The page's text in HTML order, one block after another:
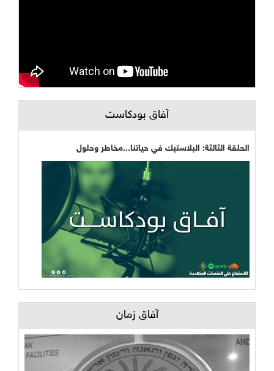
آفاق بودكاست
الحلقة الثالثة: البلاستيك في حياتنا...مخاطر وحلول
آفاق زمان